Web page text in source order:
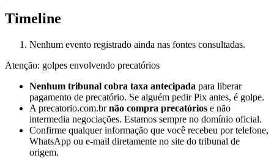
Timeline
Nenhum evento registrado ainda nas fontes consultadas.
Atenção: golpes envolvendo precatórios
Nenhum tribunal cobra taxa antecipada para liberar
pagamento de precatório. Se alguém pedir Pix antes, é golpe.
A precatorio.com.brnão compra precatórios e não
intermedia negociações. Estamos sempre no domínio oficial.
Confirme qualquer informação que você recebeu por telefone,
WhatsApp ou e-mail diretamente no site do tribunal de
origem.